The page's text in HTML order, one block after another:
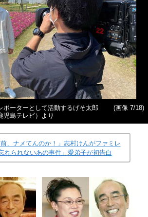
ポーターとして活動するげそ太郎
児島テレビ）より
(画像 7/18)
前、ナメてんのか！」志村けんがファミレ
れられないあの事件」愛弟子が初告白